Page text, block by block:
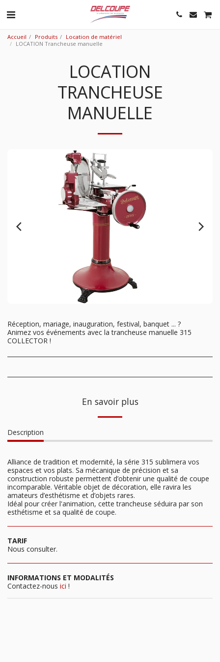
Accueil Produits
Location de matériel
LOCATION Trancheuse manuelle
LOCATION
TRANCHEUSE
MANUELLE
Réception, mariage, inauguration, festival, banquet ... ?
Animez vos événements avec la trancheuse manuelle 315
COLLECTOR !
En savoir plus
Description
Alliance de tradition et modernité, la série 315 sublimera vos
espaces et vos plats. Sa mécanique de précision et sa
construction robuste permettent d’obtenir une qualité de coupe
incomparable. Véritable objet de décoration, elle ravira les
amateurs d’esthétisme et d’objets rares.
Idéal pour créer l'animation, cette trancheuse séduira par son
esthétisme et sa qualité de coupe.
TARIF
Nous consulter.
INFORMATIONS ET MODALITÉS
Contactez-nous ici !